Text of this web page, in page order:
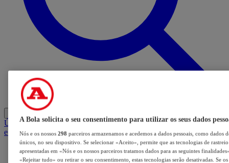
ÚltimasMercadoOpiniãoiGaming HubA BOLA SUGEREBarba
e Cabelo
A Bola solicita o seu consentimento para utilizar os seus dados
Nós e os nossos 298 parceiros armazenamos e acedemos a dados pessoais, como dados
únicos, no seu dispositivo. Se selecionar «Aceito», permite que as tecnologias de
apresentadas em «Nós e os nossos parceiros tratamos dados para as seguintes
«Rejeitar tudo» ou retirar o seu consentimento, estas tecnologias serão desativadas. Se